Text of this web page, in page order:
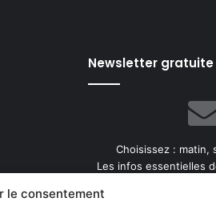
le consentement
Newsletter gratuite
Choisissez : matin,
Les infos essentielles